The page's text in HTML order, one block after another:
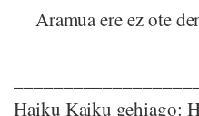
Aramua ere ez ote
Haiku Kaiku gehiago: